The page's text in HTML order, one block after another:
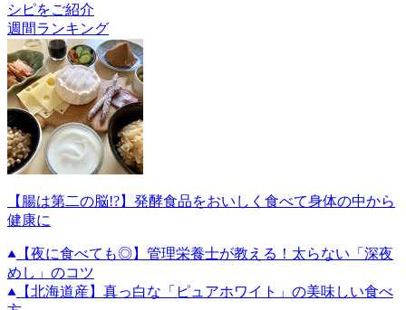
シピをご紹介
週間ランキング
【腸は第二の脳!?】発酵食品をおいしく食べて身体の中から
健康に
【夜に食べても◎】管理栄養士が教える！太らない「深夜
めし」のコツ
【北海道産】真っ白な「ピュアホワイト」の美味しい食べ